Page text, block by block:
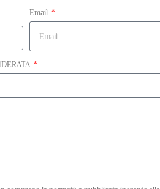
Email